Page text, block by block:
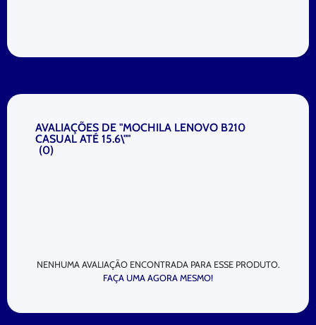
AVALIAÇÕES DE "MOCHILA LENOVO B210
CASUAL ATÉ 15.6\""
(0)
NENHUMA AVALIAÇÃO ENCONTRADA PARA ESSE PRODUTO.
FAÇA UMA AGORA MESMO!